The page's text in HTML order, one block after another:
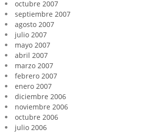
octubre 2007
septiembre 2007
agosto 2007
julio 2007
mayo 2007
abril 2007
marzo 2007
febrero 2007
enero 2007
diciembre 2006
noviembre 2006
octubre 2006
julio 2006